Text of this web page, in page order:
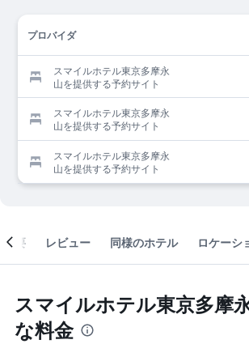
プロバイダ
スマイルホテル東京多摩永
山を提供する予約サイト
スマイルホテル東京多摩永
山を提供する予約サイト
スマイルホテル東京多摩永
山を提供する予約サイト
概要 レビュー 同様のホテル ロケーシ
スマイルホテル東京多摩
な料金